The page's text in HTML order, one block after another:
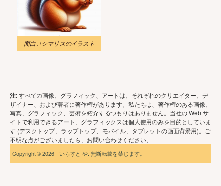
面白いシマリスのイラスト
注: すべての画像、グラフィック、アートは、それぞれのクリエイター、デ
ザイナー、および著者に著作権があります。私たちは、著作権のある画像、
写真、グラフィック、芸術を紹介するつもりはありません。当社の Web サ
イトで利用できるアート、グラフィックスは個人使用のみを目的としていま
す (デスクトップ、ラップトップ、モバイル、タブレットの画面背景用)。ご
不明な点がございましたら、お問い合わせください。
Copyright © 2026 - いらすと や. 無断転載を禁じます。